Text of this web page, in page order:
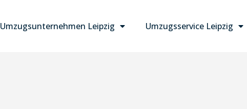
Umzugsunternehmen Leipzig Umzugsservice Leipzig